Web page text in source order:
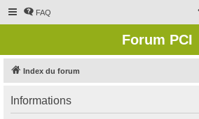
FAQ
Forum PCI
Index du forum
Informations